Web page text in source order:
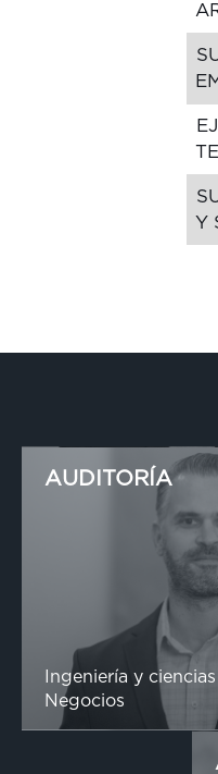
Y
AUDITORÍA
Ingeniería y ciencias
Negocios